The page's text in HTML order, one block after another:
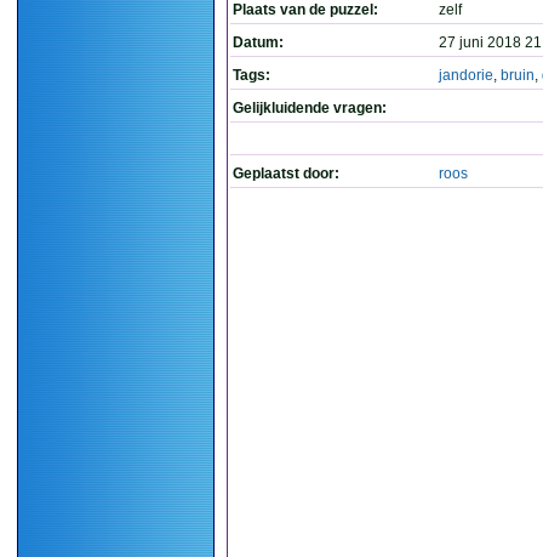
Plaats van de puzzel:
zelf
Datum:
27 juni 2018
Tags:
jandorie, bruin,
Gelijkluidende vragen:
Geplaatst door: roos